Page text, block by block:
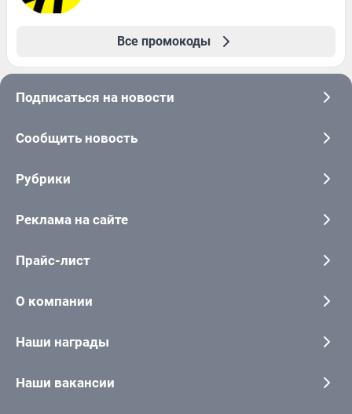
Все промокоды
Подписаться на новости
Сообщить новость
Рубрики
Реклама на сайте
Прайс-лист
О компании
Наши награды
Наши вакансии